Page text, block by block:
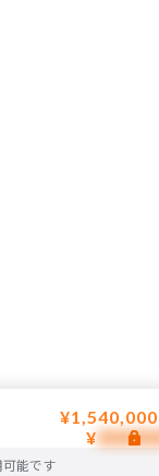
¥
能です